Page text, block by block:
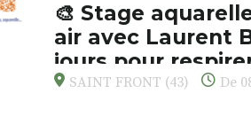
🎨 Stage
air avec Laurent
jours pour
s’émerveiller
SAINT FRONT (43) De